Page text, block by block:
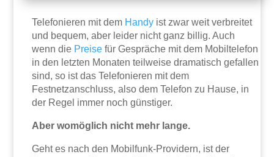
Telefonieren mit dem Handy ist zwar weit verbreitet
und bequem, aber leider nicht ganz billig. Auch
wenn die Preise für Gespräche mit dem Mobiltelefon
in den letzten Monaten teilweise dramatisch gefallen
sind, so ist das Telefonieren mit dem
Festnetzanschluss, also dem Telefon zu Hause, in
der Regel immer noch günstiger.
Aber womöglich nicht mehr lange.
Geht es nach den Mobilfunk-Providern, ist der